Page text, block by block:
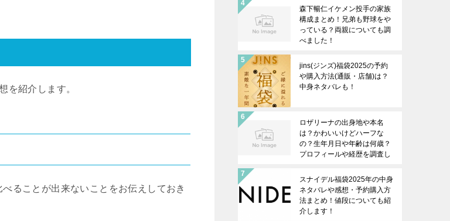
を紹介します。
ることが出来ないことをお伝えしておき
森下暢仁イケメン投手の家族
構成まとめ！兄弟も野球をや
っている？両親についても調
べました！
jins(ジンズ)福袋2025の予約
や購入方法(通販・店舗)は？
中身ネタバレも！
ロザリーナの出身地や本名
は？かわいいけどハーフな
の？生年月日や年齢は何歳？
プロフィールや経歴を調査し
スナイデル福袋2025年の中身
ネタバレや感想・予約購入方
法まとめ！値段についても紹
介します！